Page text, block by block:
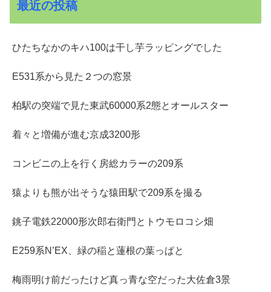
最近の投稿
ひたちなかのキハ100は干し芋ラッピングでした
E531系から見た２つの窓景
柏駅の突端で見た東武60000系2態とオールスター
着々と増備が進む京成3200形
コンビニの上を行く房総カラーの209系
猿よりも熊が出そうな猿田駅で209系を撮る
銚子電鉄22000形次郎右衛門とトウモロコシ畑
E259系N’EX、緑の稲と蓮根の葉っぱと
梅雨明け前だったけど真っ青な空だった大佐倉3景